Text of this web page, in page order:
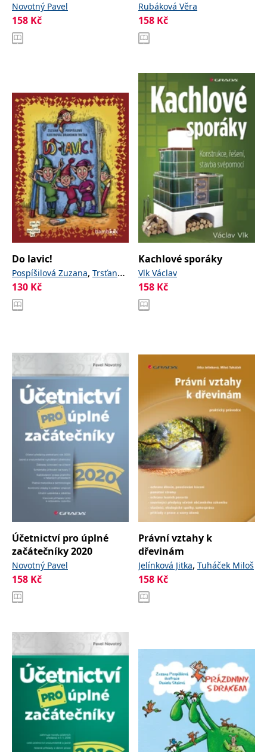
Novotný Pavel
158 Kč
Rubáková Věra
158 Kč
Do lavic!
Pospíšilová Zuzana, Trsťan
Drahomír
130 Kč
Kachlové sporáky
Vlk Václav
158 Kč
Účetnictví pro úplné
začátečníky 2020
Novotný Pavel
158 Kč
Právní vztahy k
dřevinám
Jelínková Jitka, Tuháček Miloš
158 Kč